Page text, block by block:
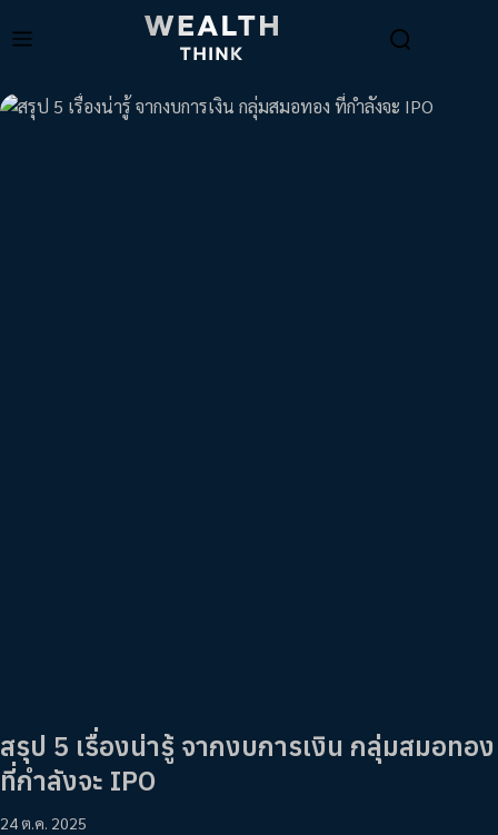
สรุป 5 เรื่องน่ารู้ จากงบการเงิน กลุ่มสมอทอง
ที่กำลังจะ IPO
24 ต.ค. 2025